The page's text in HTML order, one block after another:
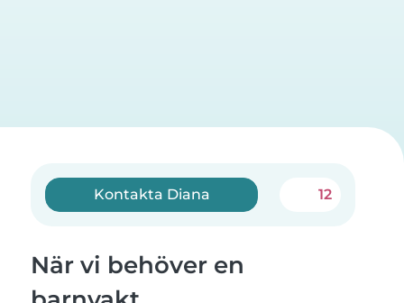
Kontakta Diana 12
När vi behöver en